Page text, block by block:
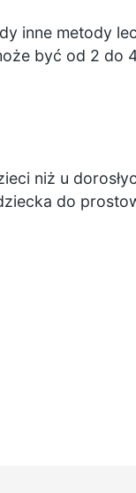
inne metody
być od 2 do
niż u
do